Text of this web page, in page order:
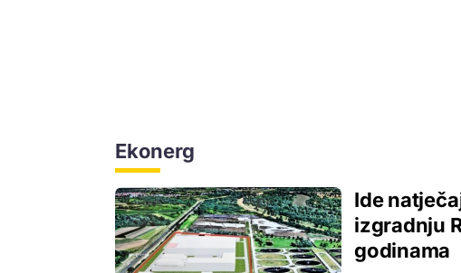
Ekonerg
Ide
izgradnju
godinama